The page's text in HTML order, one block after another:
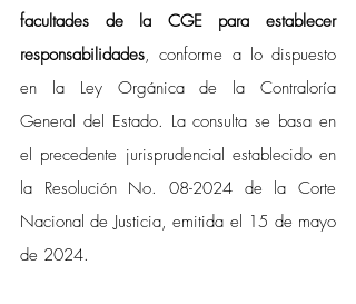
facultades de la CGE para establecer
responsabilidades, conforme a lo dispuesto
en la Ley Orgánica de la Contraloría
General del Estado. La consulta se basa en
el precedente jurisprudencial establecido en
la Resolución No. 08-2024 de la Corte
Nacional de Justicia, emitida el 15 de mayo
de 2024.